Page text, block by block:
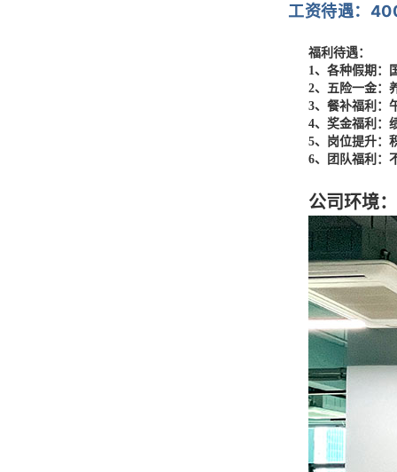
工资待遇：
福利待遇：
1、各种假期：国
2、五险一金：养
3、餐补福利：午
4、奖金福利：绩
5、岗位提升：积
6、团队福利：不
公司环境：